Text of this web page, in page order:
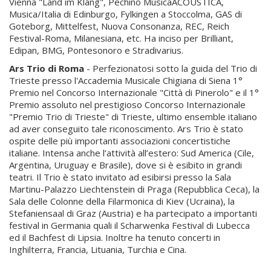
Musica/Italia di Edinburgo, Fylkingen a Stoccolma, GAS di
Goteborg, Mittelfest, Nuova Consonanza, REC, Reich
Festival-Roma, Milanesiana, etc. Ha inciso per Brilliant,
Edipan, BMG, Pontesonoro e Stradivarius.
Ars Trio di Roma - Perfezionatosi sotto la guida del Trio di
Trieste presso l'Accademia Musicale Chigiana di Siena 1°
Premio nel Concorso Internazionale "Città di Pinerolo" e il 1°
Premio assoluto nel prestigioso Concorso Internazionale
"Premio Trio di Trieste" di Trieste, ultimo ensemble italiano
ad aver conseguito tale riconoscimento. Ars Trio è stato
ospite delle più importanti associazioni concertistiche
italiane. Intensa anche l’attività all’estero: Sud America (Cile,
Argentina, Uruguay e Brasile), dove si è esibito in grandi
teatri. Il Trio è stato invitato ad esibirsi presso la Sala
Martinu-Palazzo Liechtenstein di Praga (Repubblica Ceca), la
Sala delle Colonne della Filarmonica di Kiev (Ucraina), la
Stefaniensaal di Graz (Austria) e ha partecipato a importanti
festival in Germania quali il Scharwenka Festival di Lubecca
ed il Bachfest di Lipsia. Inoltre ha tenuto concerti in
Inghilterra, Francia, Lituania, Turchia e Cina.